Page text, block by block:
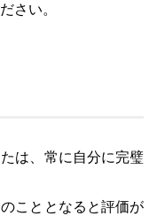
さい。
は、常に自分に完璧
こととなると評価が